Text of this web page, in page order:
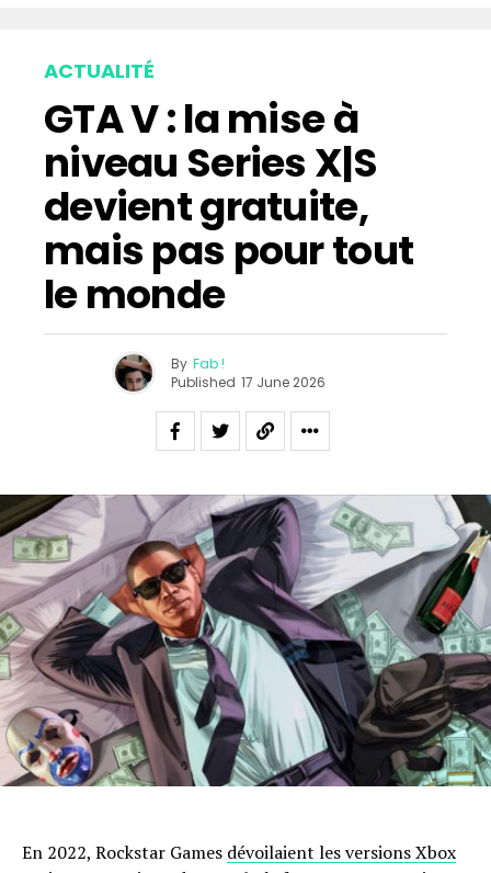
ACTUALITÉ
GTA V : la mise à
niveau Series X|S
devient gratuite,
mais pas pour tout
le monde
By Fab !
Published 17 June 2026
En 2022, Rockstar Games dévoilaient les versions Xbox